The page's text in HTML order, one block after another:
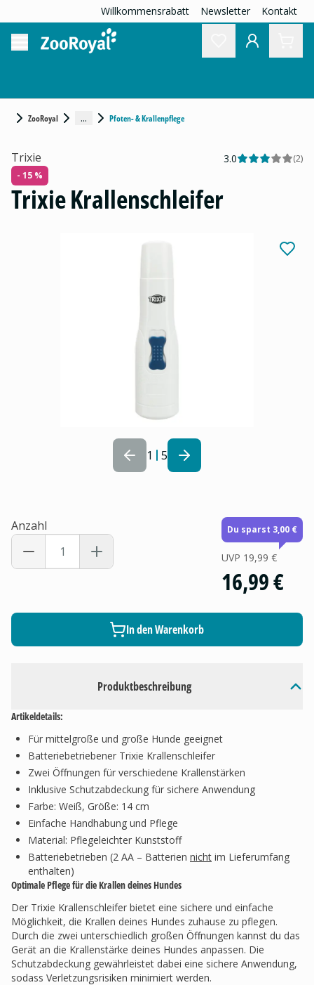
Willkommensrabatt Newsletter Kontakt
ZooRoyal ... Pfoten- & Krallenpflege
1 5
Produktbeschreibung
Artikeldetails:
Für mittelgroße und große Hunde geeignet
Batteriebetriebener Trixie Krallenschleifer
Zwei Öffnungen für verschiedene Krallenstärken
Inklusive Schutzabdeckung für sichere Anwendung
Farbe: Weiß, Größe: 14 cm
Einfache Handhabung und Pflege
Material: Pflegeleichter Kunststoff
Batteriebetrieben (2 AA – Batterien nicht im Lieferumfang
enthalten)
Optimale Pflege für die Krallen deines Hundes
Der Trixie Krallenschleifer bietet eine sichere und einfache
Möglichkeit, die Krallen deines Hundes zuhause zu pflegen.
Durch die zwei unterschiedlich großen Öffnungen kannst du das
Gerät an die Krallenstärke deines Hundes anpassen. Die
Schutzabdeckung gewährleistet dabei eine sichere Anwendung,
sodass Verletzungsrisiken minimiert werden.
Trixie 3.0 (2)
- 15 %
Trixie Krallenschleifer
Anzahl Du sparst 3,00 €
UVP 19,99 €
16,99 €
In den Warenkorb